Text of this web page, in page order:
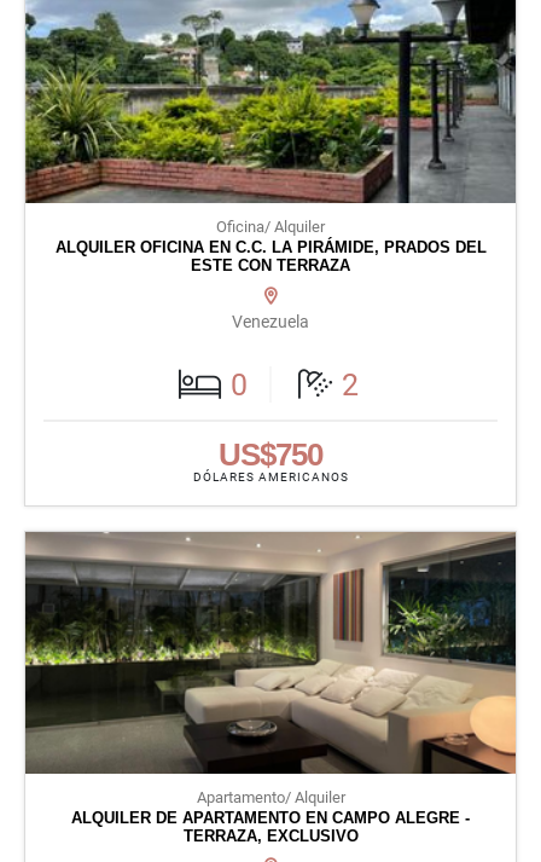
Oficina/ Alquiler
ALQUILER OFICINA EN C.C. LA PIRÁMIDE, PRADOS DEL
ESTE CON TERRAZA
Venezuela
0 2
US$750
DÓLARES AMERICANOS
Apartamento/ Alquiler
ALQUILER DE APARTAMENTO EN CAMPO ALEGRE -
TERRAZA, EXCLUSIVO